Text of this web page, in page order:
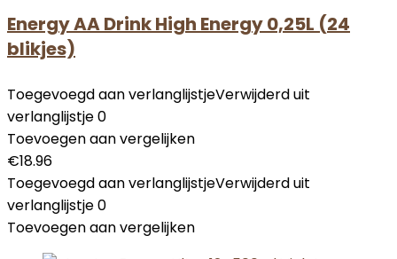
Energy AA Drink High Energy 0,25L (24
blikjes)
Toegevoegd aan verlanglijstjeVerwijderd uit
verlanglijstje0
Toevoegen aan vergelijken
€18.96
Toegevoegd aan verlanglijstjeVerwijderd uit
verlanglijstje0
Toevoegen aan vergelijken